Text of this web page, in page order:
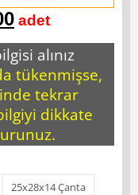
adet.
alınız
tükenmişse,
tekrar
dikkate
25x28x14 Çanta